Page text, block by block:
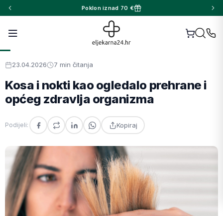
Poklon iznad 70 €
23.04.2026 7 min čitanja
Kosa i nokti kao ogledalo prehrane i
općeg zdravlja organizma
Podijeli: Kopiraj